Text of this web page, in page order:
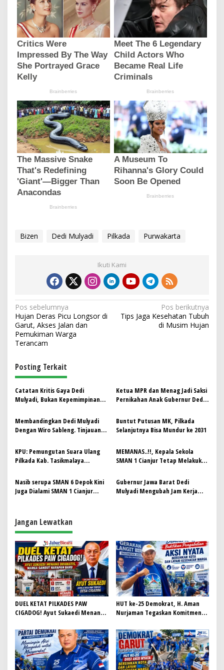
Bizen Dedi Mulyadi Pilkada Purwakarta
Ikuti Kami
N
a
v
i
g
a
s
i
p
o
s
Pos sebelumnya
Hujan Deras Picu Longsor di
Garut, Akses Jalan dan
Pemukiman Warga
Terancam
Pos berikutnya
Tips Jaga Kesehatan Tubuh
di Musim Hujan
Posting Terkait
Catatan Kritis Gaya Dedi
Mulyadi, Bukan Kepemimpinan
Ketua MPR dan Menag Jadi Saksi
Pernikahan Anak Gubernur Dedi
Membandingkan Dedi Mulyadi
Dengan Wiro Sableng. Tinjauan
Perjuangan
Buntut Putusan MK, Pilkada
Selanjutnya Bisa Mundur ke 2031
KPU: Pemungutan Suara Ulang
Pilkada Kab. Tasikmalaya
MEMANAS..!!, Kepala Sekola
SMAN 1 Cianjur Tetap Melakukan
Gubernur Dedi Mulyadi
Nasib serupa SMAN 6 Depok Kini
Juga Dialami SMAN 1 Cianjur
Gubernur Jawa Barat Dedi
Mulyadi Mengubah Jam Kerja
Jangan Lewatkan
DUEL KETAT PILKADES PAW
CIGADOG! Ayut Sukaedi Menang
Harapan Baru
HUT ke-25 Demokrat, H. Aman
Nurjaman Tegaskan Komitmen
Masyarakat